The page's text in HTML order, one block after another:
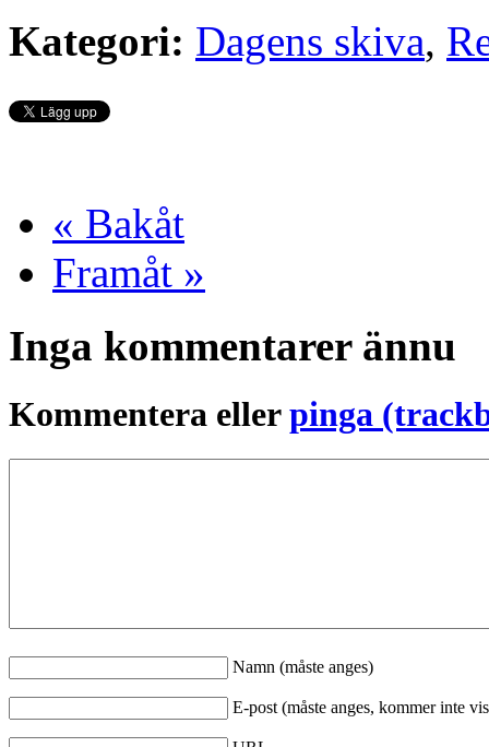
Kategori: Dagens skiva,
« Bakåt
Framåt »
Inga kommentarer ännu
Kommentera ellerpinga
Namn (måste anges)
E-post (måste anges, kommer inte